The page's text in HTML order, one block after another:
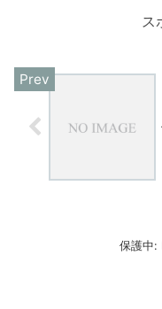
ス
保護中: